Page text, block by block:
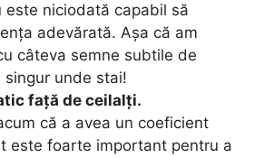
este niciodată capabil să
adevărată. Așa că am
câteva semne subtile de
singur unde stai!
față de ceilalți.
că a avea un coeficient
este foarte important pentru a